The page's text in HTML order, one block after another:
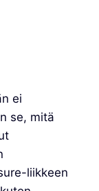
ei
se, mitä
liikkeen